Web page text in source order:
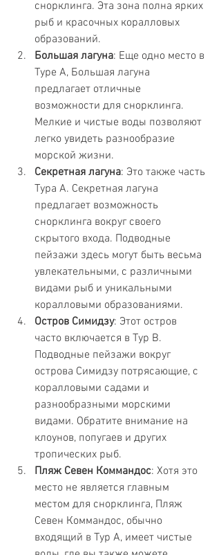
снорклинга. Эта зона полна ярких
рыб и красочных коралловых
образований.
Большая лагуна: Еще одно место в
Туре A, Большая лагуна
предлагает отличные
возможности для снорклинга.
Мелкие и чистые воды позволяют
легко увидеть разнообразие
морской жизни.
Секретная лагуна: Это также часть
Тура A. Секретная лагуна
предлагает возможность
снорклинга вокруг своего
скрытого входа. Подводные
пейзажи здесь могут быть весьма
увлекательными, с различными
видами рыб и уникальными
коралловыми образованиями.
Остров Симидзу: Этот остров
часто включается в Тур B.
Подводные пейзажи вокруг
острова Симидзу потрясающие, с
коралловыми садами и
разнообразными морскими
видами. Обратите внимание на
клоунов, попугаев и других
тропических рыб.
Пляж Севен Коммандос: Хотя это
место не является главным
местом для снорклинга, Пляж
Севен Коммандос, обычно
входящий в Тур A, имеет чистые